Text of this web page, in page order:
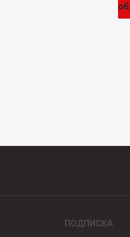
ПОДПИСКА